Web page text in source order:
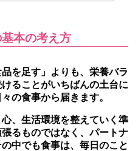
本の考え方
を足す」よりも、栄養バラ
ることがいちばんの土台に
の食事から届きます。
、生活環境を整えていく準
るものではなく、パートナ
中でも食事は、毎日のこと